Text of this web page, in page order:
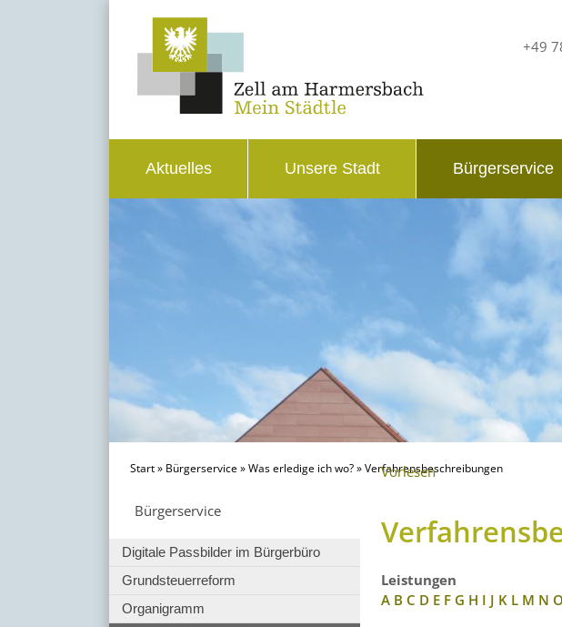
+49
Aktuelles Unsere Stadt Bürgerservice
Start» Bürgerservice»Was erledige ich wo?»Verfahrensbeschreibungen
Bürgerservice
Digitale Passbilder im Bürgerbüro
Grundsteuerreform
Organigramm
Vorlesen
Leistungen
A B C D E F G H I J K L M N O